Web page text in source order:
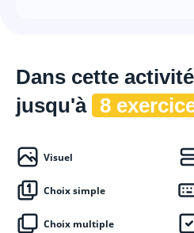
Dans cette
jusqu'à 8
Visuel
Choix simple
Choix multiple